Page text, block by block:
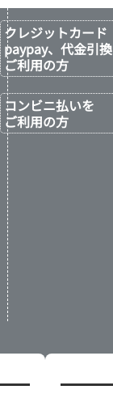
クレジットカード
paypay、代金引
ご利用の方
コンビニ払いを
ご利用の方